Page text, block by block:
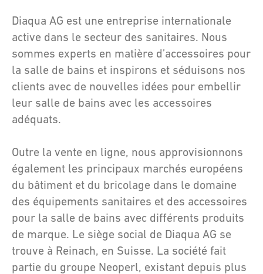
Diaqua AG est une entreprise internationale
active dans le secteur des sanitaires. Nous
sommes experts en matière d’accessoires pour
la salle de bains et inspirons et séduisons nos
clients avec de nouvelles idées pour embellir
leur salle de bains avec les accessoires
adéquats.
Outre la vente en ligne, nous approvisionnons
également les principaux marchés européens
du bâtiment et du bricolage dans le domaine
des équipements sanitaires et des accessoires
pour la salle de bains avec différents produits
de marque. Le siège social de Diaqua AG se
trouve à Reinach, en Suisse. La société fait
partie du groupe Neoperl, existant depuis plus